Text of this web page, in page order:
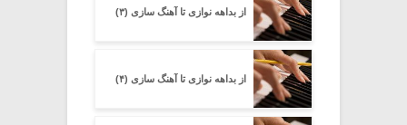
از بداهه نوازی تا آهنگ سازی (۳)
از بداهه نوازی تا آهنگ سازی (۴)